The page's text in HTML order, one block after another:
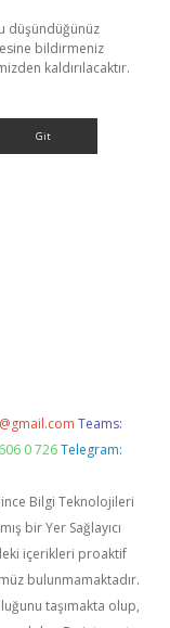
düşündüğünüz
bildirmeniz
kaldırılacaktır.
Teams:
0 726 Telegram:
Bilgi Teknolojileri
bir Yer Sağlayıcı
içerikleri proaktif
bulunmamaktadır.
taşımakta olup,